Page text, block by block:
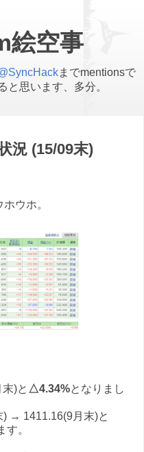
絵空事
までmentionsで
と思います、多分。
況 (15/09末)
ウホ。
)と △4.34%となりまし
) → 1411.16(9月末)と
。